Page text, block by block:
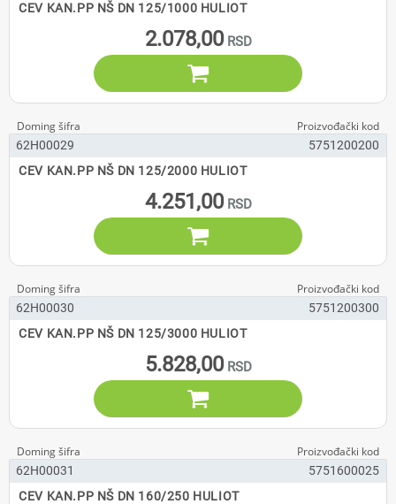
CEV KAN.PP NŠ DN 125/1000 HULIOT
2.078,00

62H00029
5751200200
CEV KAN.PP NŠ DN 125/2000 HULIOT
4.251,00

62H00030
5751200300
CEV KAN.PP NŠ DN 125/3000 HULIOT
5.828,00

62H00031
5751600025
CEV KAN.PP NŠ DN 160/250 HULIOT